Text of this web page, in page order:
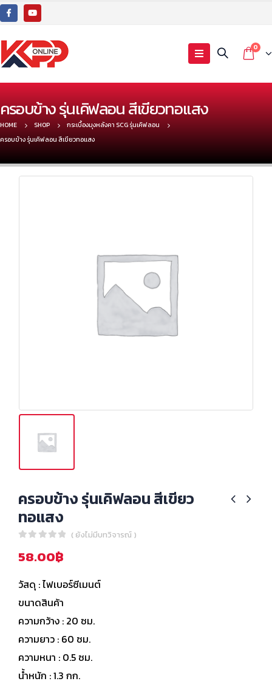
0
ครอบข้าง รุ่นเคิฟลอน สีเขียวทอแสง
HOME SHOP
กระเบื้องมุงหลังคา SCG รุ่นเคิฟลอน
ครอบข้าง รุ่นเคิฟลอน สีเขียวทอแสง
ครอบข้าง รุ่นเคิฟลอน สีเขียว
ทอแสง
( ยังไม่มีบทวิจารณ์ )
58.00฿
วัสดุ : ไฟเบอร์ซีเมนต์
ขนาดสินค้า
ความกว้าง : 20 ซม.
ความยาว : 60 ซม.
ความหนา : 0.5 ซม.
น้ำหนัก : 1.3 กก.